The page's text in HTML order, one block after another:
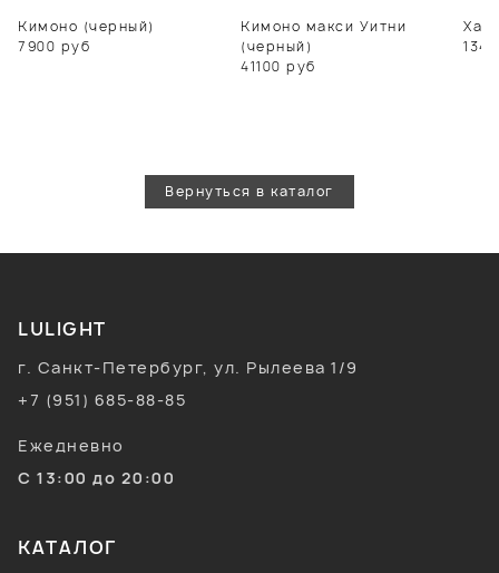
Кимоно (черный)
7900 руб
Кимоно макси Уитни
(черный)
41100 руб
Вернуться в каталог
LULIGHT
г. Санкт-Петербург, ул. Рылеева 1/9
+7 (951) 685-88-85
Ежедневно
С 13:00 до 20:00
КАТАЛОГ